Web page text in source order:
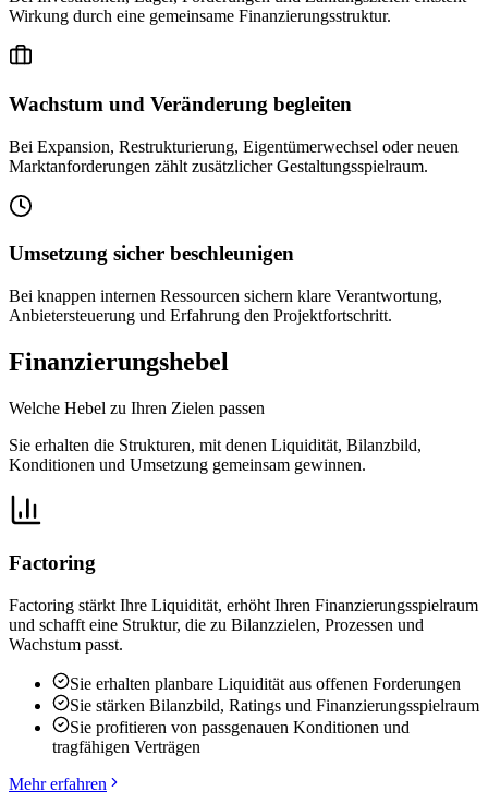
Wirkung durch eine gemeinsame Finanzierungsstruktur.
Wachstum und Veränderung begleiten
Bei Expansion, Restrukturierung, Eigentümerwechsel oder neuen
Marktanforderungen zählt zusätzlicher Gestaltungsspielraum.
Umsetzung sicher beschleunigen
Bei knappen internen Ressourcen sichern klare Verantwortung,
Anbietersteuerung und Erfahrung den Projektfortschritt.
Finanzierungshebel
Welche Hebel zu Ihren Zielen passen
Sie erhalten die Strukturen, mit denen Liquidität, Bilanzbild,
Konditionen und Umsetzung gemeinsam gewinnen.
Factoring
Factoring stärkt Ihre Liquidität, erhöht Ihren Finanzierungsspielraum
und schafft eine Struktur, die zu Bilanzzielen, Prozessen und
Wachstum passt.
Sie erhalten planbare Liquidität aus offenen Forderungen
Sie stärken Bilanzbild, Ratings und Finanzierungsspielraum
Sie profitieren von passgenauen Konditionen und
tragfähigen Verträgen
Mehr erfahren